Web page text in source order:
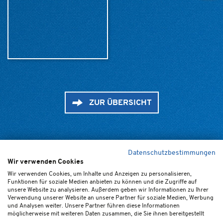
ZUR ÜBERSICHT
Home Kontakt Newsletter FAQ (de/en) Impressum
Datenschutz Ticket-AGB Cookie-Einstellungen
Datenschutzbestimmungen
Wir verwenden Cookies
Wir verwenden Cookies, um Inhalte und Anzeigen zu personalisieren,
Funktionen für soziale Medien anbieten zu können und die Zugriffe auf
unsere Website zu analysieren. Außerdem geben wir Informationen zu Ihrer
Verwendung unserer Website an unsere Partner für soziale Medien, Werbung
und Analysen weiter. Unsere Partner führen diese Informationen
möglicherweise mit weiteren Daten zusammen, die Sie ihnen bereitgestellt